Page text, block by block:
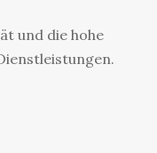
und die hohe